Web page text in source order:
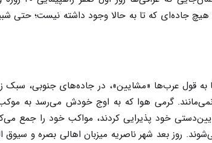
هیچ جاده‌ای که تا به حالا وجود داشته نیست؛ حتی
یا به قول عرب‌ها «مشایین»، در جاده‌های جنوبی، سبک
نمی‌مانند. گرمی هوا که به اوج خودش می‌رسد به
خود پذیرایی کردند، مواکب خود را جمع
روز بعد شهر ناصریه میزبان اهالی بصره و سیوق